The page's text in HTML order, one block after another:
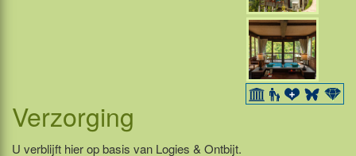
Verzorging
U verblijft hier op basis van Logies & Ontbijt.